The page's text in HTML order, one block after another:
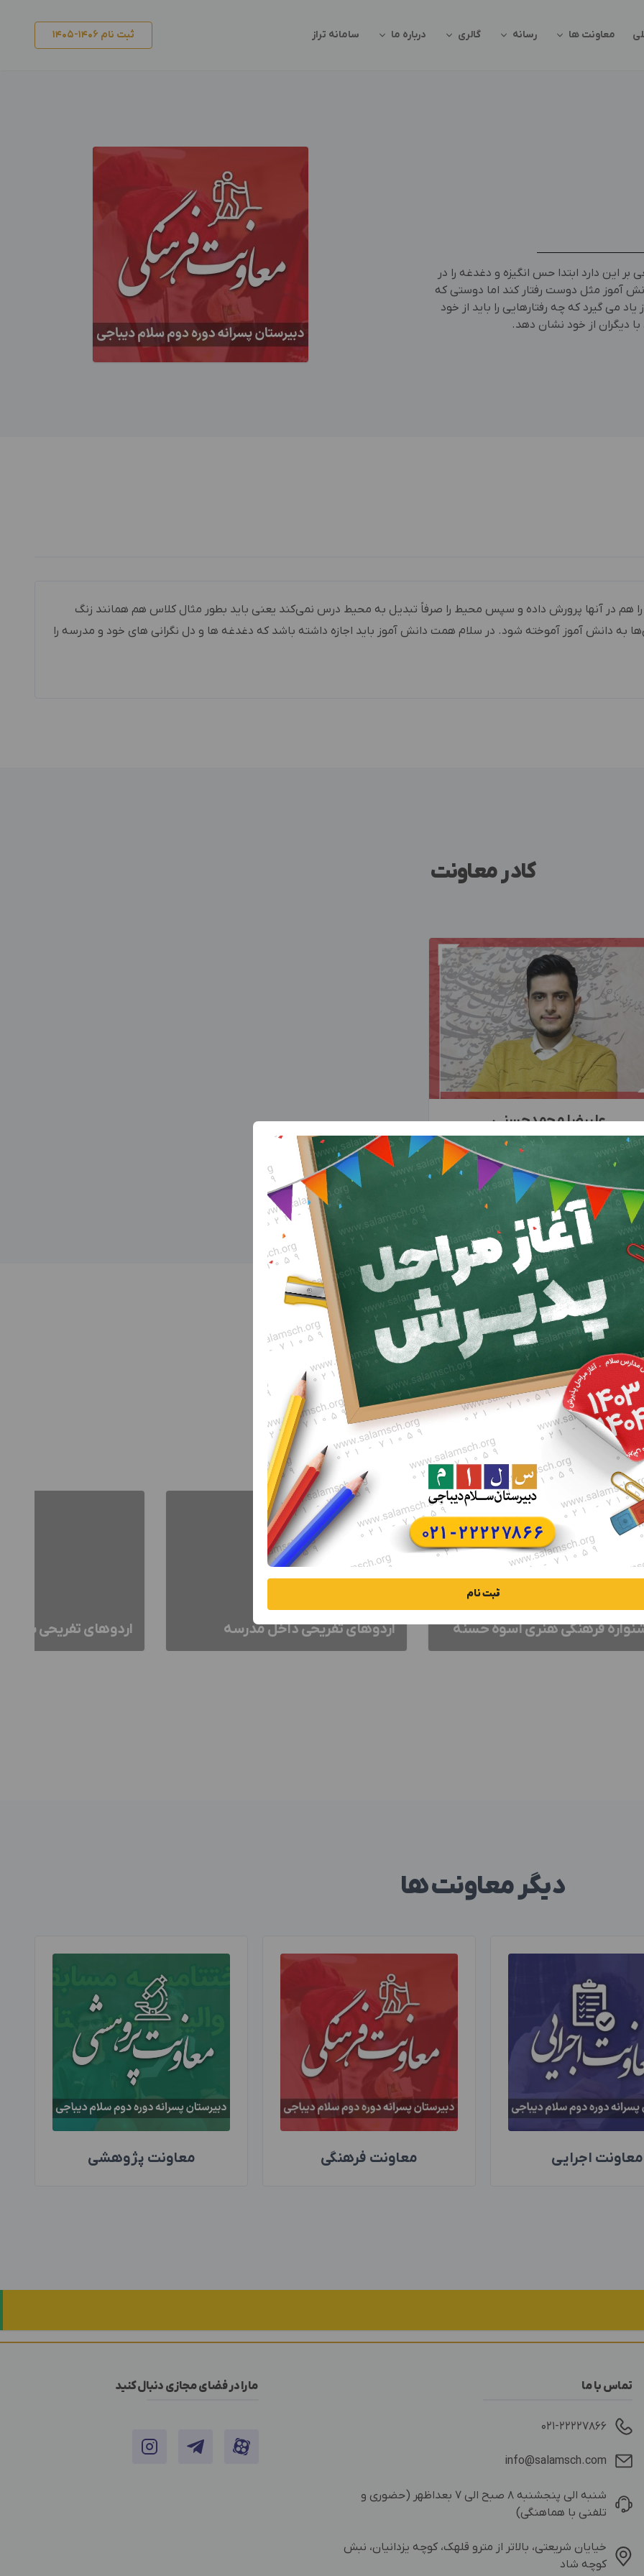
معاونت ها رسانه گالری درباره ما سامانه تراز ثبت نام ۱۴۰۶-۱۴۰۵
این دارد ابتدا حس انگیزه و دغدغه را در
آموز مثل دوست رفتار کند اما دوستی که
می گیرد که چه رفتارهایی را باید از خود
با دیگران از خود نشان دهد.
هم در آنها پرورش داده و سپس محیط را صرفاً تبدیل به محیط درس نمی‌کند یعنی باید بطور مثال کلاس هم همانند زنگ
به دانش آموز آموخته شود. در سلام همت دانش آموز باید اجازه داشته باشد که دغدغه ها و دل نگرانی های خود و مدرسه را
کادر معاونت
علیرضا محمدحسنی
مسئول رسانه
گالری عکس از فعالیت ها
فرهنگی هنری اسوه حسنه اردوهای تفریحی داخل مدرسه اردوهای تفریحی بازی
دیگر معاونت ها
معاونت اجرایی معاونت فرهنگی معاونت پژوهشی
تماس با ما
۰۲۱-۲۲۲۲۷۸۶۶
info@salamsch.com
شنبه الی پنجشنبه ۸ صبح الی ۷ بعداظهر (حضوری و
تلفنی با هماهنگی)
خیایان شریعتی، بالاتر از مترو قلهک، کوچه یزدانیان، نبش
کوچه شاد
ما را در فضای مجازی دنبال کنید
ثبت نام